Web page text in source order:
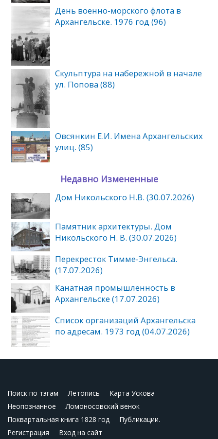
День военно-морского флота в
Архангельске. 1976 год (96)
Скульптура на набережной в начале
ул. Попова (88)
Овсянкин Е.И. Имена Архангельских
улиц. (85)
Недавно Измененные
Дом Никольского Н.В. (30.07.2026)
Памятник архитектуры. Дом
Никольского Н. В. (30.07.2026)
Перекресток Тимме-Энгельса.
(17.07.2026)
Канатная промышленность в
Архангельске (17.07.2026)
Список организаций Архангельска
по адресам. 1973 год (04.07.2026)
Поиск по тэгам Летопись
Карта Ускова
Неопознанное
Ломоносовский венок
Поквартальная книга 1828 год
Публикации.
Регистрация
Вход на сайт